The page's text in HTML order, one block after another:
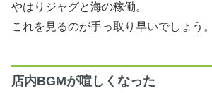
やはりジャグと海の稼働。
これを見るのが手っ取り早いでしょう。
店内BGMが喧しくなった